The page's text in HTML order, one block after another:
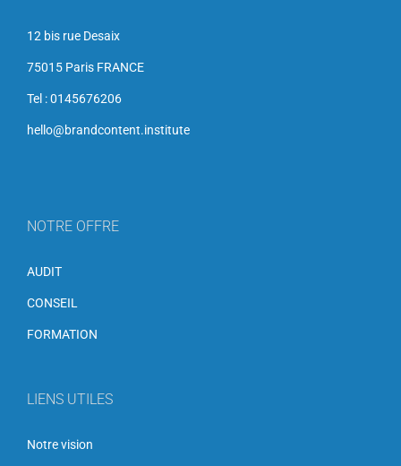
12 bis rue Desaix
75015 Paris FRANCE
Tel : 0145676206
hello@brandcontent.institute
NOTRE OFFRE
AUDIT
CONSEIL
FORMATION
LIENS UTILES
Notre vision